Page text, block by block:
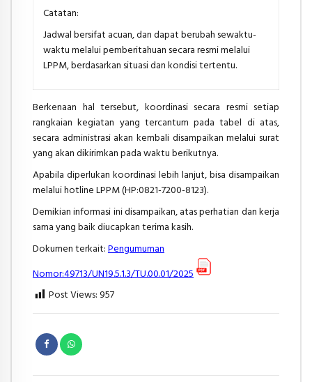
Catatan:
Jadwal bersifat acuan, dan dapat berubah sewaktu-
waktu melalui pemberitahuan secara resmi melalui
LPPM, berdasarkan situasi dan kondisi tertentu.
Berkenaan hal tersebut, koordinasi secara resmi setiap
rangkaian kegiatan yang tercantum pada tabel di atas,
secara administrasi akan kembali disampaikan melalui surat
yang akan dikirimkan pada waktu berikutnya.
Apabila diperlukan koordinasi lebih lanjut, bisa disampaikan
melalui hotline LPPM (HP:0821-7200-8123).
Demikian informasi ini disampaikan, atas perhatian dan kerja
sama yang baik diucapkan terima kasih.
Dokumen terkait: Pengumuman
Nomor:49713/UN19.5.1.3/TU.00.01/2025
Post Views: 957